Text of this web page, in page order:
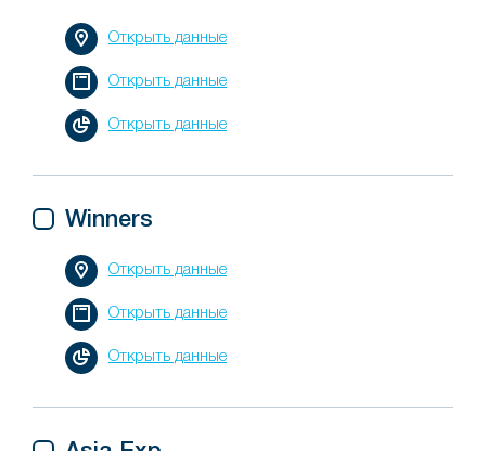
Открыть данные
Открыть данные
Открыть данные
Winners
Открыть данные
Открыть данные
Открыть данные